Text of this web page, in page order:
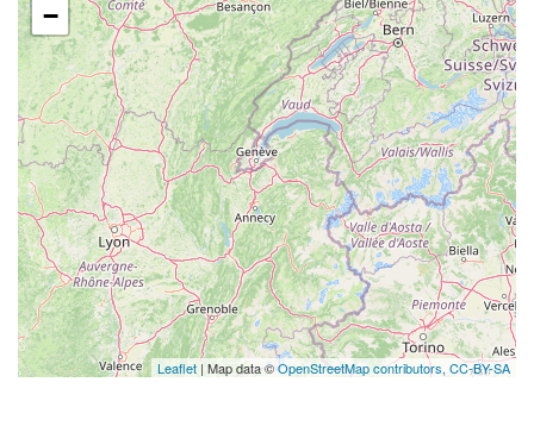
−
Leaflet | Map data ©OpenStreetMap contributors, CC-BY-SA